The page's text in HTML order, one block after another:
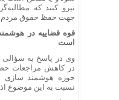
نیرو کنند که
جهت حفظ حقوق مردم
قوه قضاییه در
است
وی در پاسخ به سؤالی
در کاهش مراجعات
حوزه هوشمند سازی
نسبت به این موضوع